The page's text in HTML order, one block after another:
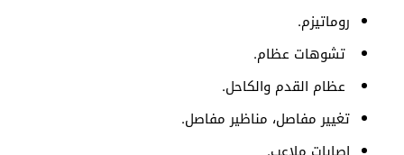
روماتيزم.
تشوهات عظام.
عظام القدم والكاحل.
تغيير مفاصل، مناظير مفاصل.